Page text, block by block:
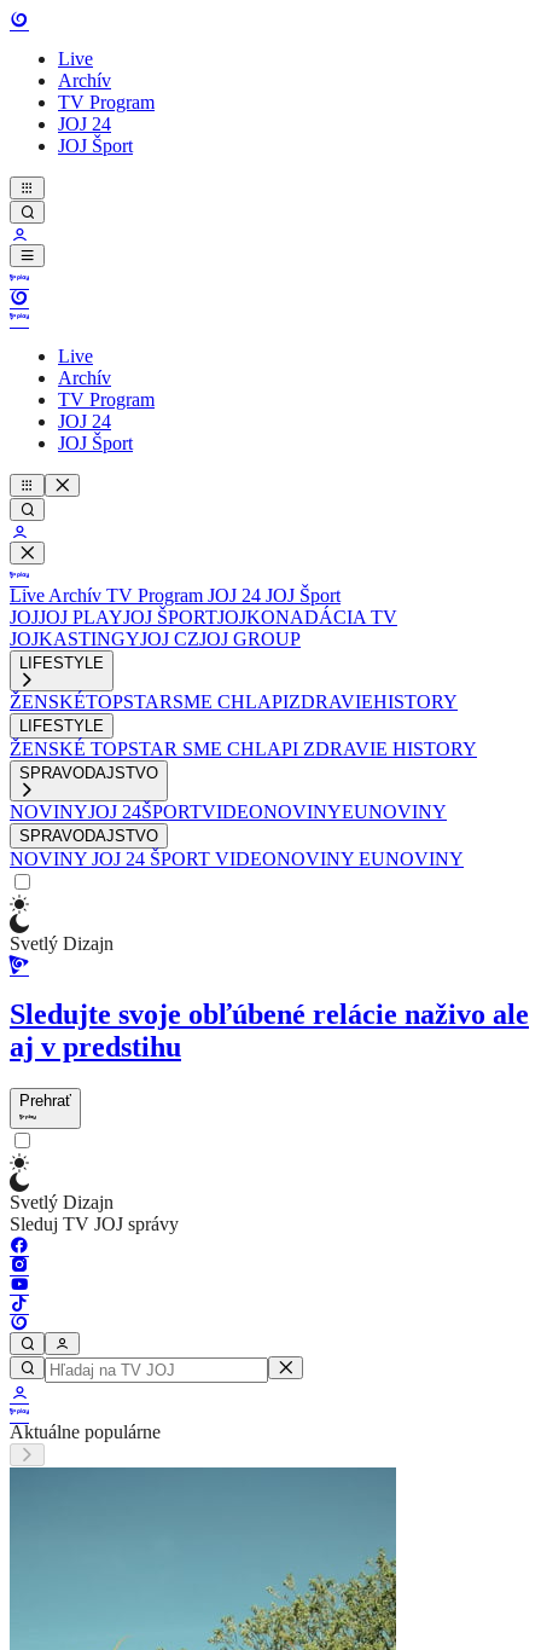
Live
Archív
TV Program
JOJ 24
JOJ Šport
Live
Archív
TV Program
JOJ 24
JOJ Šport
Live Archív TV Program JOJ 24 JOJ Šport
JOJJOJ PLAYJOJ ŠPORTJOJKONADÁCIA TV
JOJKASTINGYJOJ CZJOJ GROUP
LIFESTYLE
ŽENSKÉTOPSTARSME CHLAPIZDRAVIEHISTORY
LIFESTYLE
ŽENSKÉ TOPSTAR SME CHLAPI ZDRAVIE HISTORY
SPRAVODAJSTVO
NOVINYJOJ 24ŠPORTVIDEONOVINYEUNOVINY
SPRAVODAJSTVO
NOVINY JOJ 24 ŠPORT VIDEONOVINY EUNOVINY
Svetlý Dizajn
Sledujte svoje obľúbené relácie naživo ale
aj v predstihu
Prehrať
Svetlý Dizajn
Sleduj TV JOJ správy
Aktuálne populárne